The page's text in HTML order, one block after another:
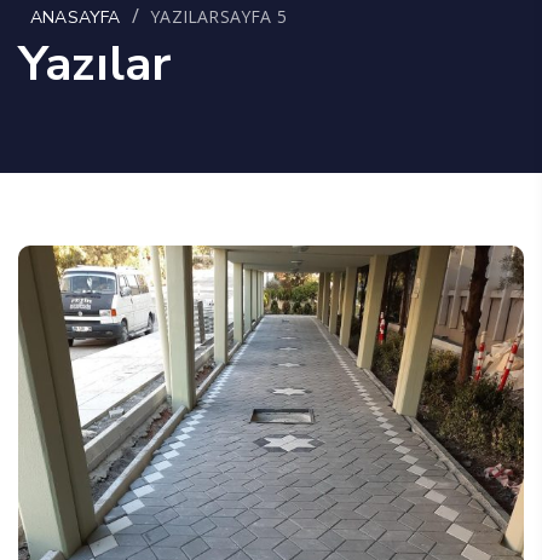
ANASAYFA / YAZILARSAYFA 5
Yazılar